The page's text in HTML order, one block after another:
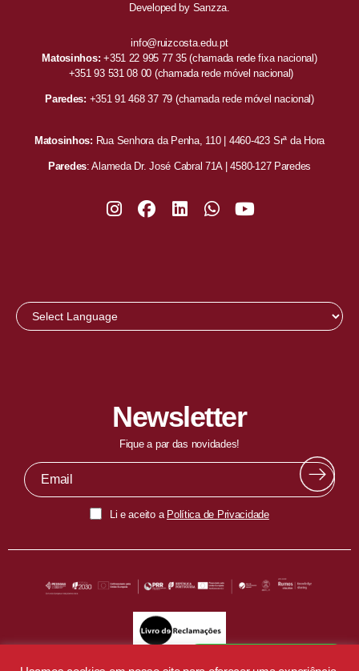
Developed by Sanzza.
info@ruizcosta.edu.pt
Matosinhos: +351 22 995 77 35(chamada rede fixa nacional)
+351 93 531 08 00 (chamada rede móvel nacional)
Paredes: +351 91 468 37 79 (chamada rede móvel nacional)
Matosinhos: Rua Senhora da Penha, 110 | 4460-423 Srª da Hora
Paredes: Alameda Dr. José Cabral 71A | 4580-127 Paredes
Newsletter
Fique a par das novidades!
Li e aceito a Política de Privacidade